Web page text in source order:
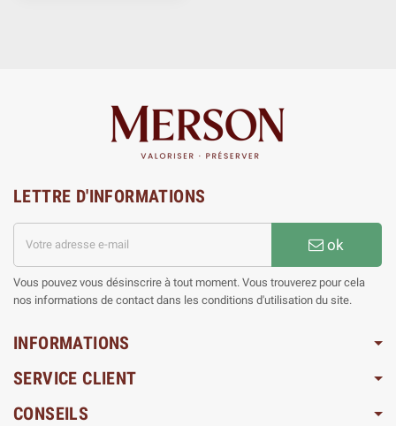
LETTRE D'INFORMATIONS
ok
Vous pouvez vous désinscrire à tout moment. Vous trouverez pour cela
nos informations de contact dans les conditions d'utilisation du site.
INFORMATIONS
SERVICE CLIENT
CONSEILS